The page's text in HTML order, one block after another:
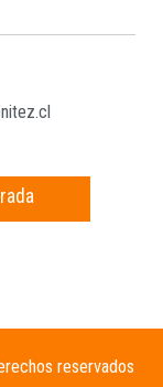
reservados